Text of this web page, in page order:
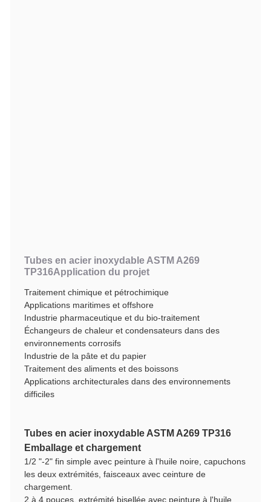
Tubes en acier inoxydable ASTM A269
TP316Application du projet
Traitement chimique et pétrochimique
Applications maritimes et offshore
Industrie pharmaceutique et du bio-traitement
Échangeurs de chaleur et condensateurs dans des
environnements corrosifs
Industrie de la pâte et du papier
Traitement des aliments et des boissons
Applications architecturales dans des environnements
difficiles
Tubes en acier inoxydable ASTM A269 TP316
Emballage et chargement
1/2 "-2" fin simple avec peinture à l'huile noire, capuchons
les deux extrémités, faisceaux avec ceinture de
chargement.
2 à 4 pouces, extrémité bisellée avec peinture à l'huile